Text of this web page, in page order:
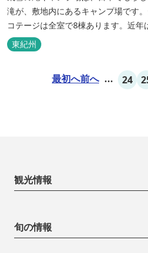
滝が、敷地内にあるキャンプ場です
コテージは全室で8棟あります。近年
ナが人気です。
東紀州
最初へ前へ ... 24
観光情報
旬の情報